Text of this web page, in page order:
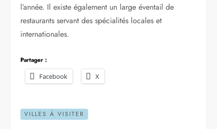
l’année. Il existe également un large éventail de
restaurants servant des spécialités locales et
internationales.
Partager :
Facebook
X
VILLES À VISITER